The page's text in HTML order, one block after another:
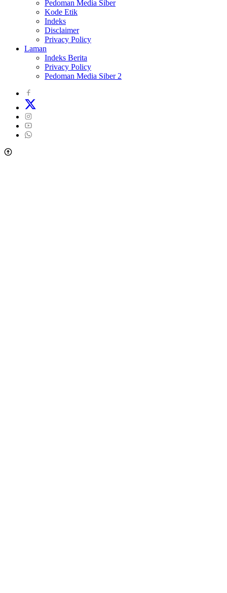
Pedoman Media Siber
Kode Etik
Indeks
Disclaimer
Privacy Policy
Laman
Indeks Berita
Privacy Policy
Pedoman Media Siber 2